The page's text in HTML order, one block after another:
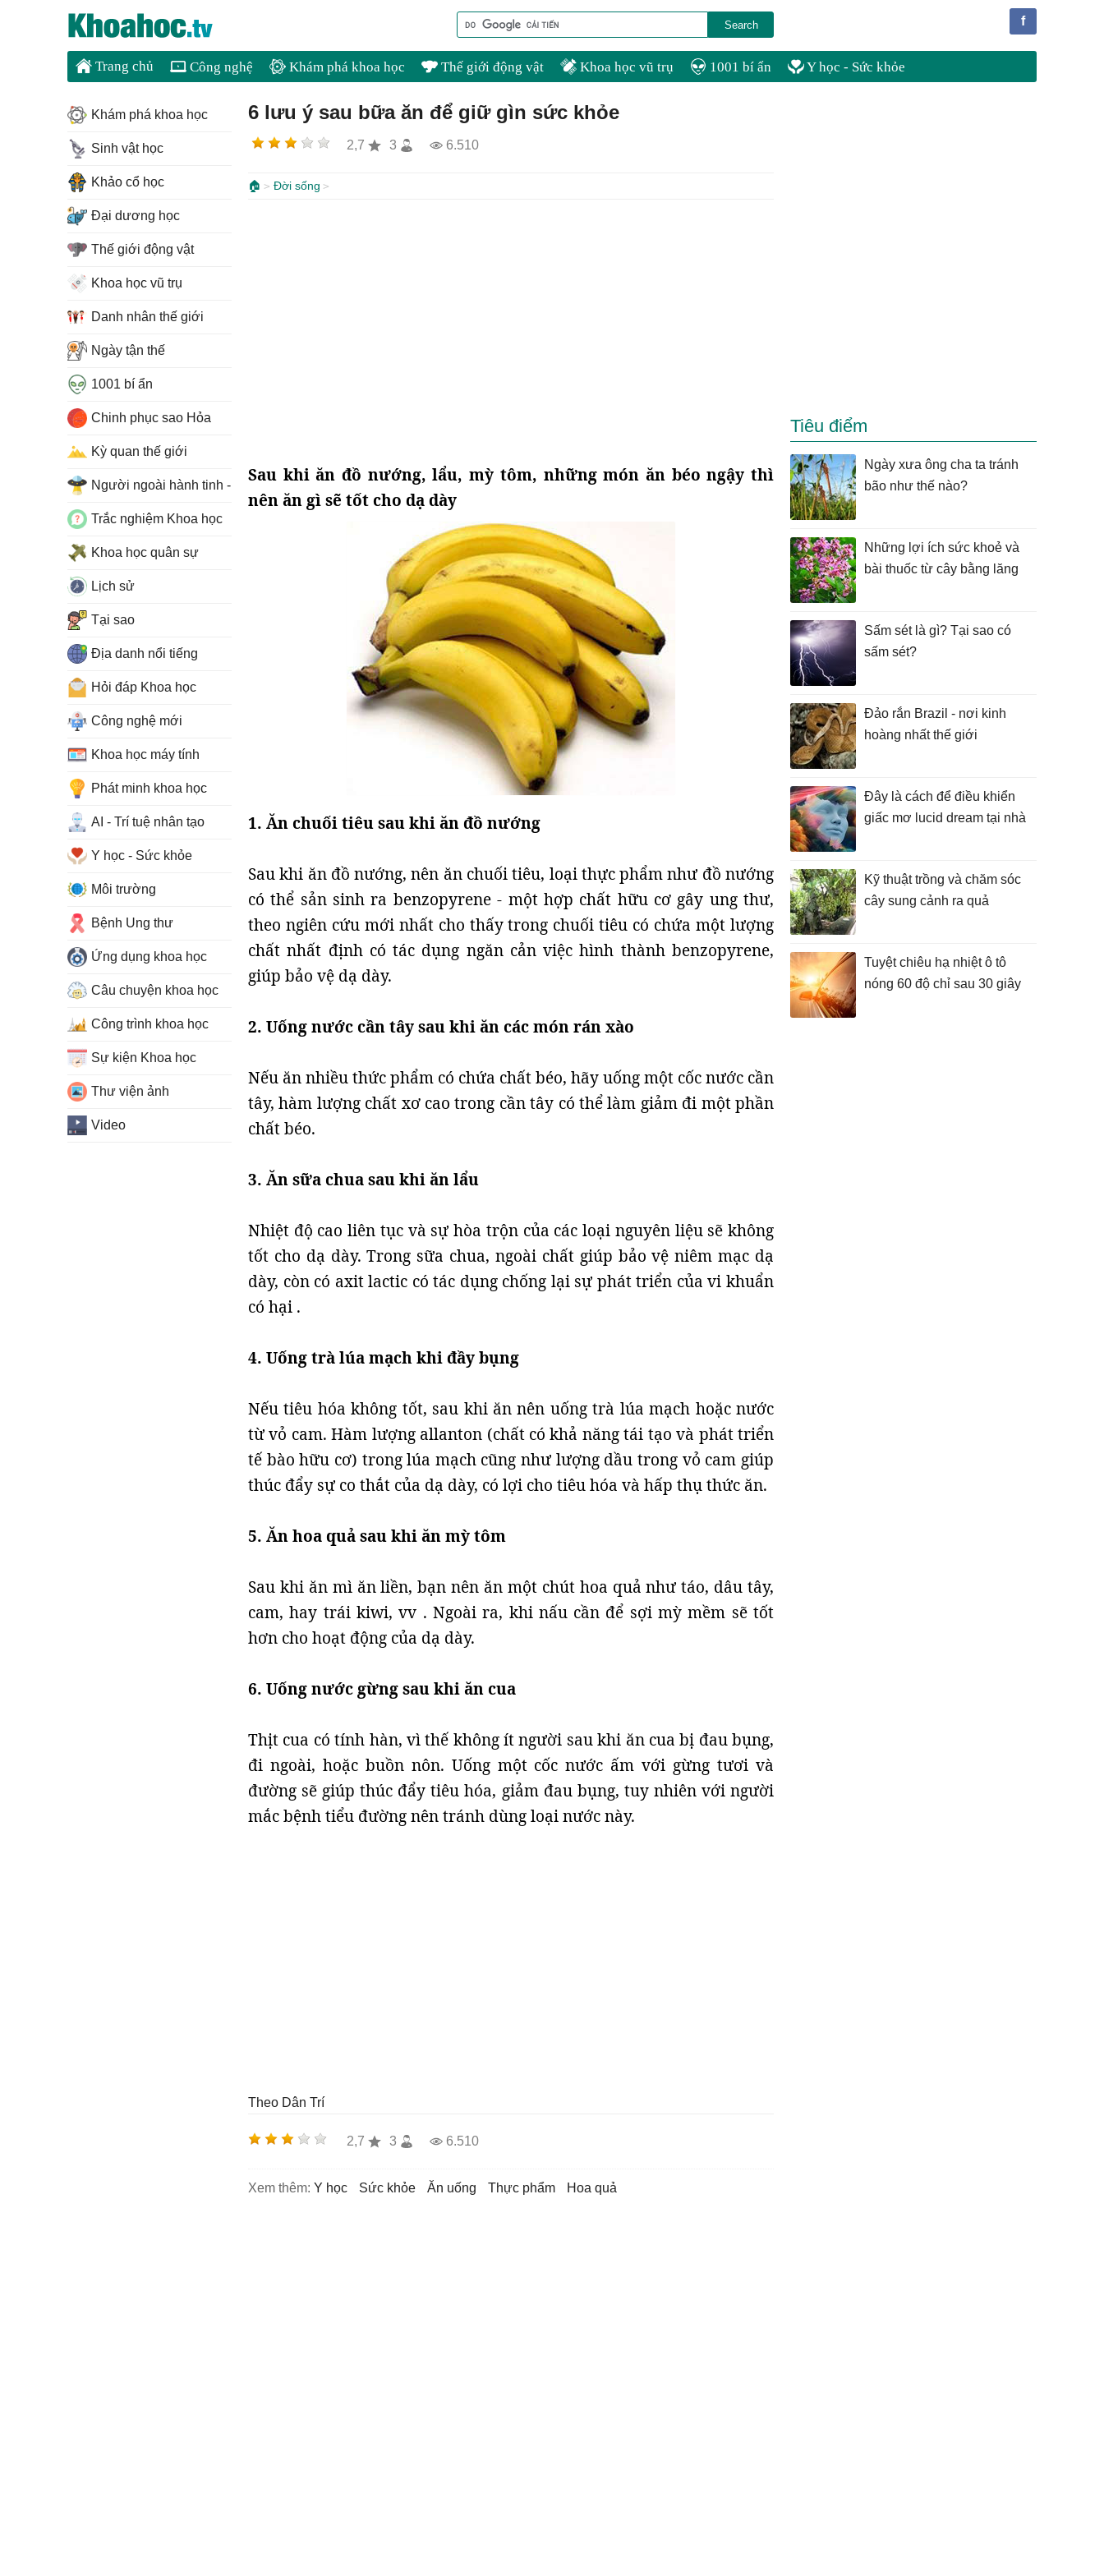
f
Trang chủ Công nghệ Khám phá khoa học Thế giới động vật Khoa học vũ trụ 1001 bí ẩn Y học - Sức khỏe
6 lưu ý sau bữa ăn để giữ gìn sức khỏe
2,7 3 6.510
🏠 Đời sống
Sau khi ăn đồ nướng, lẩu, mỳ tôm, những món ăn béo ngậy thì
nên ăn gì sẽ tốt cho dạ dày
1. Ăn chuối tiêu sau khi ăn đồ nướng
Sau khi ăn đồ nướng, nên ăn chuối tiêu, loại thực phẩm như đồ nướng
có thể sản sinh ra benzopyrene - một hợp chất hữu cơ gây ung thư,
theo ngiên cứu mới nhất cho thấy trong chuối tiêu có chứa một lượng
chất nhất định có tác dụng ngăn cản việc hình thành benzopyrene,
giúp bảo vệ dạ dày.
2. Uống nước cần tây sau khi ăn các món rán xào
Nếu ăn nhiều thức phẩm có chứa chất béo, hãy uống một cốc nước cần
tây, hàm lượng chất xơ cao trong cần tây có thể làm giảm đi một phần
chất béo.
3. Ăn sữa chua sau khi ăn lẩu
Nhiệt độ cao liên tục và sự hòa trộn của các loại nguyên liệu sẽ không
tốt cho dạ dày. Trong sữa chua, ngoài chất giúp bảo vệ niêm mạc dạ
dày, còn có axit lactic có tác dụng chống lại sự phát triển của vi khuẩn
có hại .
4. Uống trà lúa mạch khi đầy bụng
Nếu tiêu hóa không tốt, sau khi ăn nên uống trà lúa mạch hoặc nước
từ vỏ cam. Hàm lượng allanton (chất có khả năng tái tạo và phát triển
tế bào hữu cơ) trong lúa mạch cũng như lượng dầu trong vỏ cam giúp
thúc đẩy sự co thắt của dạ dày, có lợi cho tiêu hóa và hấp thụ thức ăn.
5. Ăn hoa quả sau khi ăn mỳ tôm
Sau khi ăn mì ăn liền, bạn nên ăn một chút hoa quả như táo, dâu tây,
cam, hay trái kiwi, vv . Ngoài ra, khi nấu cần để sợi mỳ mềm sẽ tốt
hơn cho hoạt động của dạ dày.
6. Uống nước gừng sau khi ăn cua
Thịt cua có tính hàn, vì thế không ít người sau khi ăn cua bị đau bụng,
đi ngoài, hoặc buồn nôn. Uống một cốc nước ấm với gừng tươi và
đường sẽ giúp thúc đẩy tiêu hóa, giảm đau bụng, tuy nhiên với người
mắc bệnh tiểu đường nên tránh dùng loại nước này.
Theo Dân Trí
2,7 3 6.510
Xem thêm: y học sức khỏe ăn uống thực phẩm hoa quả
Tiêu điểm
Ngày xưa ông cha ta tránh
bão như thế nào?
Những lợi ích sức khoẻ và
bài thuốc từ cây bằng lăng
Sấm sét là gì? Tại sao có
sấm sét?
Đảo rắn Brazil - nơi kinh
hoàng nhất thế giới
Đây là cách để điều khiển
giấc mơ lucid dream tại nhà
Kỹ thuật trồng và chăm sóc
cây sung cảnh ra quả
Tuyệt chiêu hạ nhiệt ô tô
nóng 60 độ chỉ sau 30 giây
Khám phá khoa học
Sinh vật học
Khảo cổ học
Đại dương học
Thế giới động vật
Khoa học vũ trụ
Danh nhân thế giới
Ngày tận thế
1001 bí ẩn
Chinh phục sao Hỏa
Kỳ quan thế giới
Người ngoài hành tinh - UFO
Trắc nghiệm Khoa học
Khoa học quân sự
Lịch sử
Tại sao
Địa danh nổi tiếng
Hỏi đáp Khoa học
Công nghệ mới
Khoa học máy tính
Phát minh khoa học
AI - Trí tuệ nhân tạo
Y học - Sức khỏe
Môi trường
Bệnh Ung thư
Ứng dụng khoa học
Câu chuyện khoa học
Công trình khoa học
Sự kiện Khoa học
Thư viện ảnh
Video